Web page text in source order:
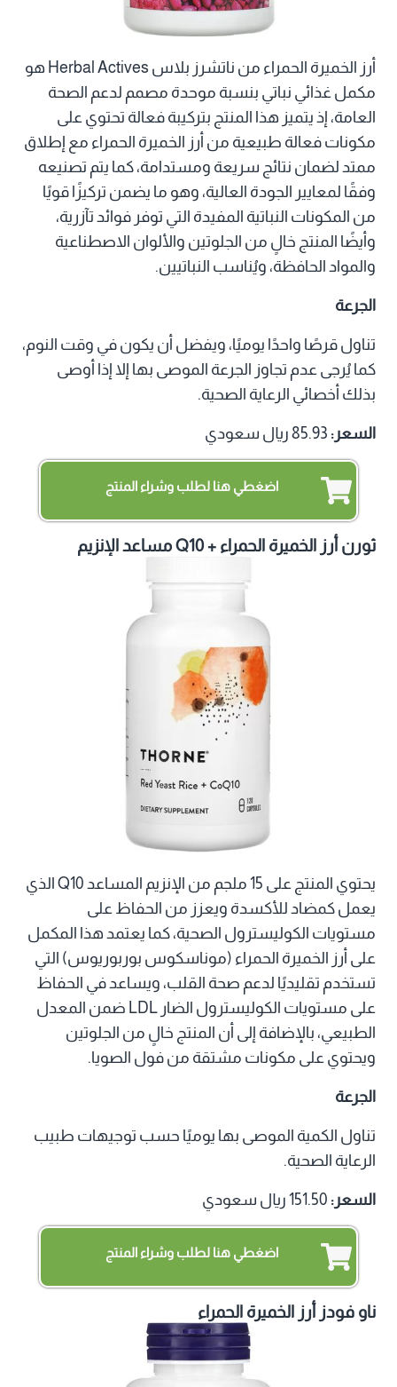
أرز الخميرة الحمراء من ناتشرز بلاس Herbal Actives هو
مكمل غذائي نباتي بنسبة موحدة مصمم لدعم الصحة
العامة، إذ يتميز هذا المنتج بتركيبة فعالة تحتوي على
مكونات فعالة طبيعية من أرز الخميرة الحمراء مع إطلاق
ممتد لضمان نتائج سريعة ومستدامة، كما يتم تصنيعه
وفقًا لمعايير الجودة العالية، وهو ما يضمن تركيزًا قويًا
من المكونات النباتية المفيدة التي توفر فوائد تآزرية،
وأيضًا المنتج خالٍ من الجلوتين والألوان الاصطناعية
والمواد الحافظة، ويُناسب النباتيين.
الجرعة
تناول قرصًا واحدًا يوميًا، ويفضل أن يكون في وقت النوم،
كما يُرجى عدم تجاوز الجرعة الموصى بها إلا إذا أوصى
بذلك أخصائي الرعاية الصحية.
السعر:
اضغطي هنا لطلب وشراء المنتج
ثورن أرز الخميرة الحمراء + Q10 مساعد الإنزيم
يحتوي المنتج على 15 ملجم من الإنزيم المساعد Q10 الذي
يعمل كمضاد للأكسدة ويعزز من الحفاظ على
مستويات الكوليسترول الصحية، كما يعتمد هذا المكمل
على أرز الخميرة الحمراء (موناسكوس بوربوريوس) التي
تستخدم تقليديًا لدعم صحة القلب، ويساعد في الحفاظ
على مستويات الكوليسترول الضار LDL ضمن المعدل
الطبيعي، بالإضافة إلى أن المنتج خالٍ من الجلوتين
ويحتوي على مكونات مشتقة من فول الصويا.
الجرعة
تناول الكمية الموصى بها يوميًا حسب توجيهات طبيب
الرعاية الصحية.
السعر:
اضغطي هنا لطلب وشراء المنتج
ناو فودز أرز الخميرة الحمراء